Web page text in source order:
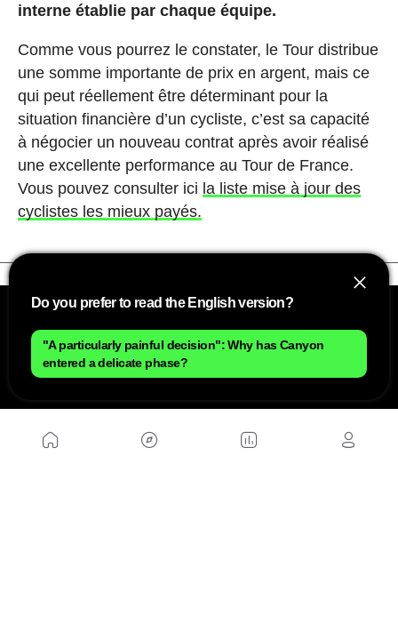
interne établie par chaque équipe.
Comme vous pourrez le constater, le Tour distribue
une somme importante de prix en argent, mais ce
qui peut réellement être déterminant pour la
situation financière d’un cycliste, c’est sa capacité
à négocier un nouveau contrat après avoir réalisé
une excellente performance au Tour de France.
Vous pouvez consulter ici la liste mise à jour des
cyclistes les mieux payés.
Do you prefer to read the English version?
"A particularly painful decision": Why has Canyon
entered a delicate phase?